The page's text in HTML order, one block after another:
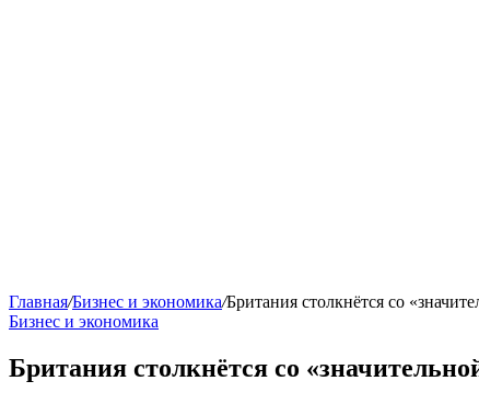
Главная/Бизнес и экономика/Британия столкнётся со
Бизнес и экономика
Британия столкнётся со